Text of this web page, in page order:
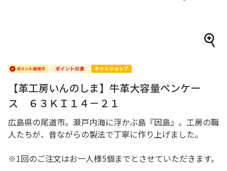
【革工房いんのしま】牛革大容量ペンケー
ス ６３ＫＩ１４－２１
広島県の尾道市。瀬戸内海に浮かぶ島『因島』。工房の職
人たちが、昔ながらの製法で丁寧に作り上げました。
※1回のご注文はお一人様5個までとさせていただきます。